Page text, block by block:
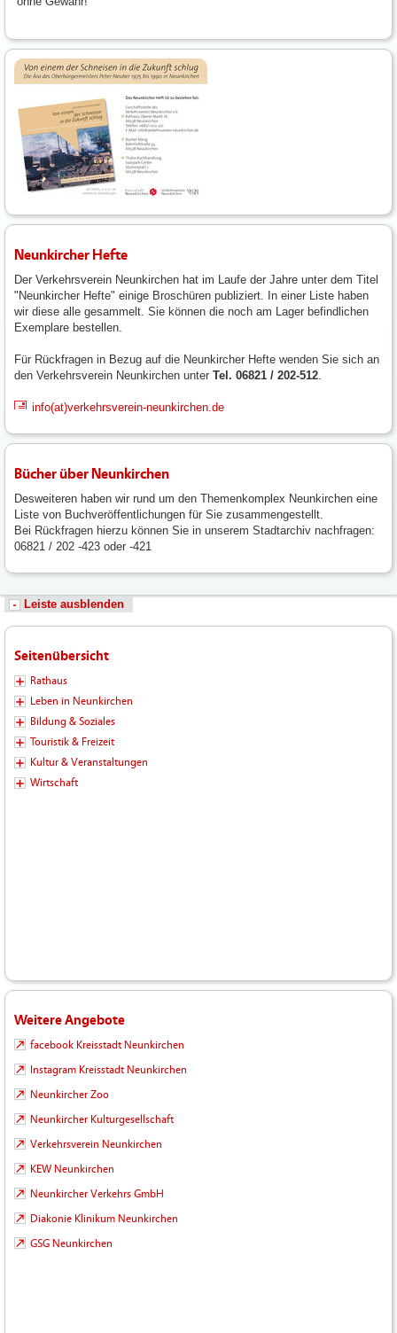
Neunkircher Hefte
Der Verkehrsverein Neunkirchen hat im Laufe der Jahre unter dem Titel
"Neunkircher Hefte" einige Broschüren publiziert. In einer Liste haben
wir diese alle gesammelt. Sie können die noch am Lager befindlichen
Exemplare bestellen.
Für Rückfragen in Bezug auf die Neunkircher Hefte wenden Sie sich an
den Verkehrsverein Neunkirchen unter Tel. 06821 / 202-512.
info(at)verkehrsverein-neunkirchen.de
Bücher über Neunkirchen
Desweiteren haben wir rund um den Themenkomplex Neunkirchen eine
Liste von Buchveröffentlichungen für Sie zusammengestellt.
Bei Rückfragen hierzu können Sie in unserem Stadtarchiv nachfragen:
06821 / 202 -423 oder -421
Leiste ausblenden
Seitenübersicht
Rathaus
Leben in Neunkirchen
Bildung & Soziales
Touristik & Freizeit
Kultur & Veranstaltungen
Wirtschaft
Weitere Angebote
facebook Kreisstadt Neunkirchen
Instagram Kreisstadt Neunkirchen
Neunkircher Zoo
Neunkircher Kulturgesellschaft
Verkehrsverein Neunkirchen
KEW Neunkirchen
Neunkircher Verkehrs GmbH
Diakonie Klinikum Neunkirchen
GSG Neunkirchen